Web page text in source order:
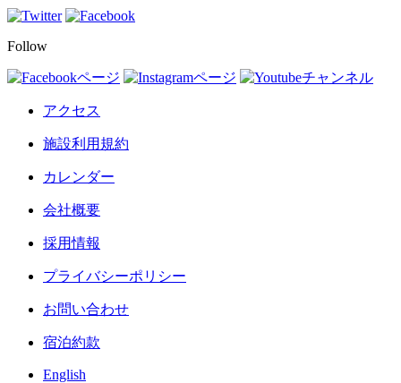
Follow
アクセス
施設利用規約
カレンダー
会社概要
採用情報
プライバシーポリシー
お問い合わせ
宿泊約款
English